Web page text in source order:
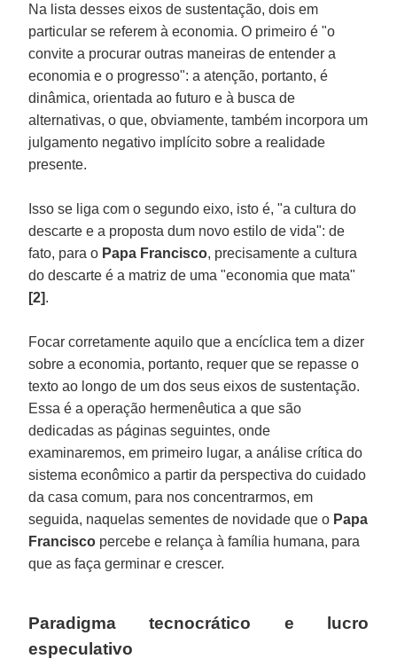
Na lista desses eixos de sustentação, dois em
particular se referem à economia. O primeiro é "o
convite a procurar outras maneiras de entender a
economia e o progresso": a atenção, portanto, é
dinâmica, orientada ao futuro e à busca de
alternativas, o que, obviamente, também incorpora um
julgamento negativo implícito sobre a realidade
presente.
Isso se liga com o segundo eixo, isto é, "a cultura do
descarte e a proposta dum novo estilo de vida": de
fato, para o Papa Francisco, precisamente a cultura
do descarte é a matriz de uma "economia que mata"
[2].
Focar corretamente aquilo que a encíclica tem a dizer
sobre a economia, portanto, requer que se repasse o
texto ao longo de um dos seus eixos de sustentação.
Essa é a operação hermenêutica a que são
dedicadas as páginas seguintes, onde
examinaremos, em primeiro lugar, a análise crítica do
sistema econômico a partir da perspectiva do cuidado
da casa comum, para nos concentrarmos, em
seguida, naquelas sementes de novidade que o Papa
Francisco percebe e relança à família humana, para
que as faça germinar e crescer.
Paradigma tecnocrático e lucro
especulativo